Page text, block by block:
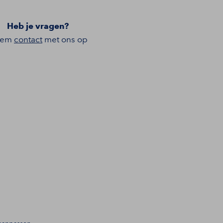
Heb je vragen?
contact met ons op